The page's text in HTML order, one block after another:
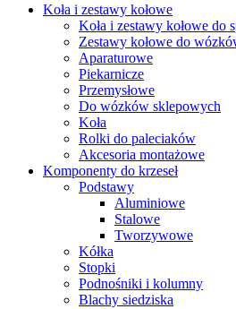
Koła i zestawy kołowe
Koła i zestawy kołowe do
Zestawy kołowe do
Aparaturowe
Piekarnicze
Przemysłowe
Do wózków sklepowych
Koła
Rolki do paleciaków
Akcesoria montażowe
Komponenty do krzeseł
Podstawy
Aluminiowe
Stalowe
Tworzywowe
Kółka
Stopki
Podnośniki i kolumny
Blachy siedziska